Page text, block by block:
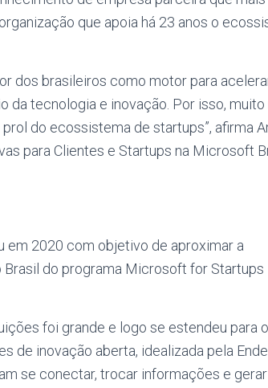
que apoia há 23 anos o
dos brasileiros como motor para
da tecnologia e inovação. Por isso, muito
do ecossistema de startups”, afirma
para Clientes e Startups na Microsoft
2020 com objetivo de aproximar a
do programa Microsoft for Startups
foi grande e logo se estendeu para
de inovação aberta, idealizada pela
se conectar, trocar informações e gerar